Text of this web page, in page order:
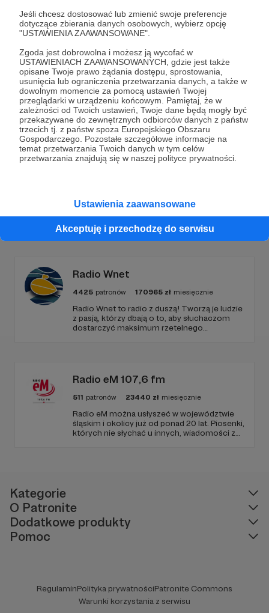
Jeśli chcesz dostosować lub zmienić swoje preferencje
dotyczące zbierania danych osobowych, wybierz opcję
"USTAWIENIA ZAAWANSOWANE".
Zgoda jest dobrowolna i możesz ją wycofać w
USTAWIENIACH ZAAWANSOWANYCH, gdzie jest także
opisane Twoje prawo żądania dostępu, sprostowania,
usunięcia lub ograniczenia przetwarzania danych, a także w
dowolnym momencie za pomocą ustawień Twojej
przeglądarki w urządzeniu końcowym. Pamiętaj, że w
zależności od Twoich ustawień, Twoje dane będą mogły być
przekazywane do zewnętrznych odbiorców danych z państw
trzecich tj. z państw spoza Europejskiego Obszaru
Gospodarczego. Pozostałe szczegółowe informacje na
temat przetwarzania Twoich danych w tym celów
przetwarzania znajdują się w naszej polityce prywatności.
Ustawienia zaawansowane
Akceptuję i przechodzę do serwisu
Dołącz do grona Patronów!
Wesprzyj działalność AutoraMarcin Ogdowski
już
teraz!
Zostań Patronem
Promowani autorzy
Radio Wnet
4425 patronów 170965 zł miesięcznie
Radio Wnet to radio z duszą! Tworzą je ludzie
z pasją, którzy dbają o to, aby słuchaczom
dostarczyć maksimum rzetelnego
Radio eM 107,6 fm
511 patronów 23440 zł miesięcznie
Radio eM można usłyszeć w województwie
śląskim i okolicy już od ponad 20 lat. Piosenki,
których nie słychać u innych, wiadomości z
Kategorie
O Patronite
Dodatkowe produkty
Pomoc
RegulaminPolityka prywatnościPatronite Commons
Warunki korzystania z serwisu